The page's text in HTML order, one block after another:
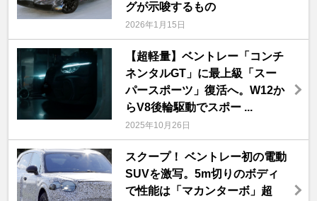
グが示唆するもの
2026年1月15日
【超軽量】ベントレー「コンチ
ネンタルGT」に最上級「スー
パースポーツ」復活へ。W12か
らV8後輪駆動でスポー ...
2025年10月26日
スクープ！ ベントレー初の電動
SUVを激写。5m切りのボディ
で性能は「マカンターボ」超